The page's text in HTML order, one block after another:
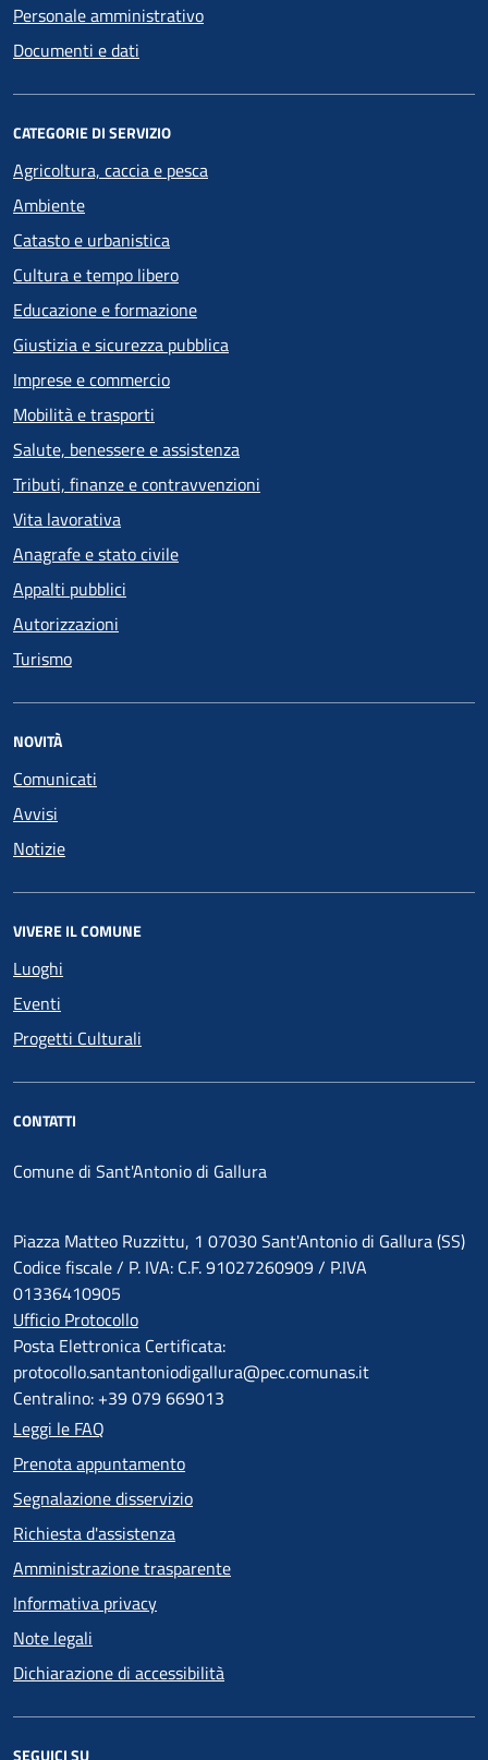
Personale amministrativo
Documenti e dati
CATEGORIE DI SERVIZIO
Agricoltura, caccia e pesca
Ambiente
Catasto e urbanistica
Cultura e tempo libero
Educazione e formazione
Giustizia e sicurezza pubblica
Imprese e commercio
Mobilità e trasporti
Salute, benessere e assistenza
Tributi, finanze e contravvenzioni
Vita lavorativa
Anagrafe e stato civile
Appalti pubblici
Autorizzazioni
Turismo
NOVITÀ
Comunicati
Avvisi
Notizie
VIVERE IL COMUNE
Luoghi
Eventi
Progetti Culturali
CONTATTI
Comune di Sant'Antonio di Gallura
Piazza Matteo Ruzzittu, 1 07030 Sant'Antonio di Gallura (SS)
Codice fiscale / P. IVA: C.F. 91027260909 / P.IVA
01336410905
Ufficio Protocollo
Posta Elettronica Certificata:
protocollo.santantoniodigallura@pec.comunas.it
Centralino: +39 079 669013
Leggi le FAQ
Prenota appuntamento
Segnalazione disservizio
Richiesta d'assistenza
Amministrazione trasparente
Informativa privacy
Note legali
Dichiarazione di accessibilità
SEGUICI SU